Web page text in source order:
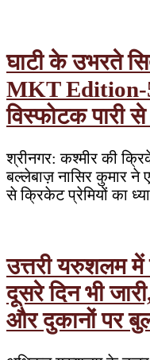
घाटी के उभरते
MKT Edition-
विस्फोटक पारी से
श्रीनगर: कश्मीर की
बल्लेबाज़ नासिर कुमार ने
से क्रिकेट प्रेमियों का
उत्तरी यरुशलम में
दूसरे दिन भी
और दुकानों पर